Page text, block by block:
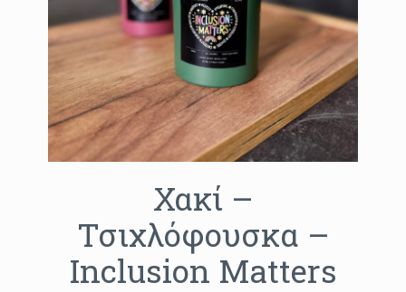
Χακί –
Τσιχλόφουσκα –
Inclusion Matters